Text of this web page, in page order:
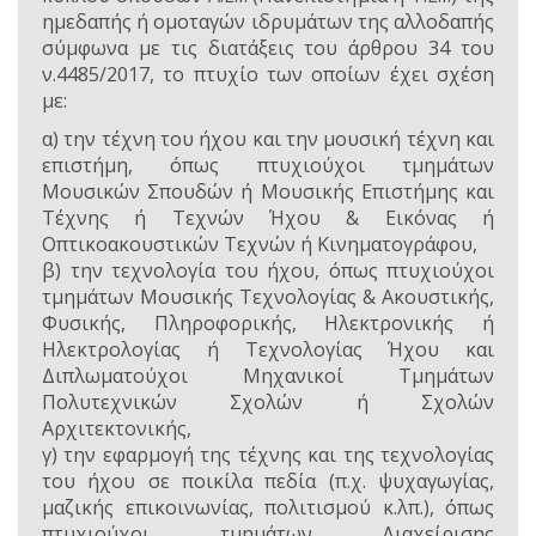
ημεδαπής ή ομοταγών ιδρυμάτων της αλλοδαπής
σύμφωνα με τις διατάξεις του άρθρου 34 του
ν.4485/2017, το πτυχίο των οποίων έχει σχέση
με:
α) την τέχνη του ήχου και την μουσική τέχνη και
επιστήμη, όπως πτυχιούχοι τμημάτων
Μουσικών Σπουδών ή Μουσικής Επιστήμης και
Τέχνης ή Τεχνών Ήχου & Εικόνας ή
Οπτικοακουστικών Τεχνών ή Κινηματογράφου,
β) την τεχνολογία του ήχου, όπως πτυχιούχοι
τμημάτων Μουσικής Τεχνολογίας & Ακουστικής,
Φυσικής, Πληροφορικής, Ηλεκτρονικής ή
Ηλεκτρολογίας ή Τεχνολογίας Ήχου και
Διπλωματούχοι Μηχανικοί Τμημάτων
Πολυτεχνικών Σχολών ή Σχολών
Αρχιτεκτονικής,
γ) την εφαρμογή της τέχνης και της τεχνολογίας
του ήχου σε ποικίλα πεδία (π.χ. ψυχαγωγίας,
μαζικής επικοινωνίας, πολιτισμού κ.λπ.), όπως